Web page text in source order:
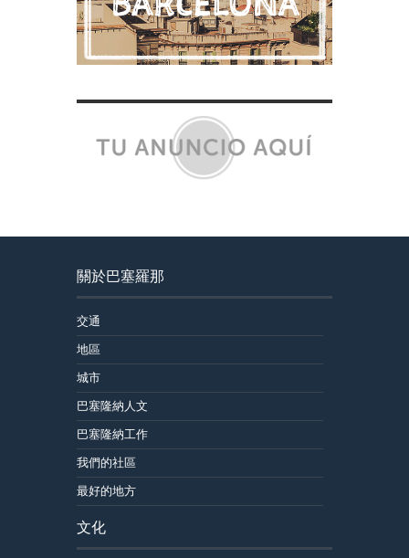
關於巴塞羅那
交通
地區
城市
巴塞隆納人文
巴塞隆納工作
我們的社區
最好的地方
文化